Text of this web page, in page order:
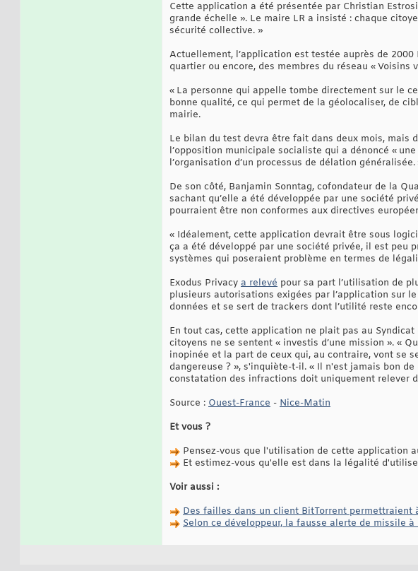
Cette application a été présentée par Christian
grande échelle ». Le maire LR a insisté : chaque
sécurité collective. »
Actuellement, l’application est testée auprès de
quartier ou encore, des membres du réseau « Voisins
« La personne qui appelle tombe directement sur le
bonne qualité, ce qui permet de la géolocaliser, de
mairie.
Le bilan du test devra être fait dans deux mois, mais
l’opposition municipale socialiste qui a dénoncé «
l’organisation d’un processus de délation généralisée.
De son côté, Banjamin Sonntag, cofondateur de la
sachant qu’elle a été développée par une société
pourraient être non conformes aux directives
« Idéalement, cette application devrait être sous
ça a été développé par une société privée, il est peu
systèmes qui poseraient problème en termes de
Exodus Privacy a relevé pour sa part l’utilisation de
plusieurs autorisations exigées par l’application sur
données et se sert de trackers dont l’utilité reste
En tout cas, cette application ne plait pas au
citoyens ne se sentent « investis d’une mission ». «
inopinée et la part de ceux qui, au contraire, vont se
dangereuse ? », s'inquiète-t-il. « Il n'est jamais bon
constatation des infractions doit uniquement relever
Source : Ouest-France - Nice-Matin
Et vous ?
Pensez-vous que l'utilisation de cette application
Et estimez-vous qu'elle est dans la légalité
Voir aussi :
Des failles dans un client BitTorrent permettraient
Selon ce développeur, la fausse alerte de missile